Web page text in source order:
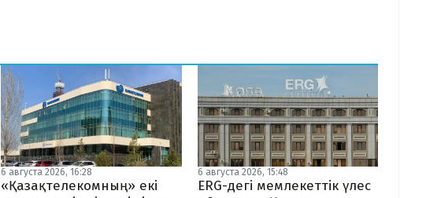
6 августа 2026, 16:28
«Қазақтелекомның» екі
6 августа 2026, 15:48
ERG-дегі мемлекеттік үлес